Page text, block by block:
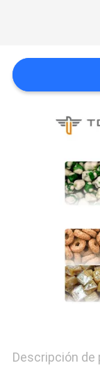
SITEMAP
POLÍTICA
Descripción de